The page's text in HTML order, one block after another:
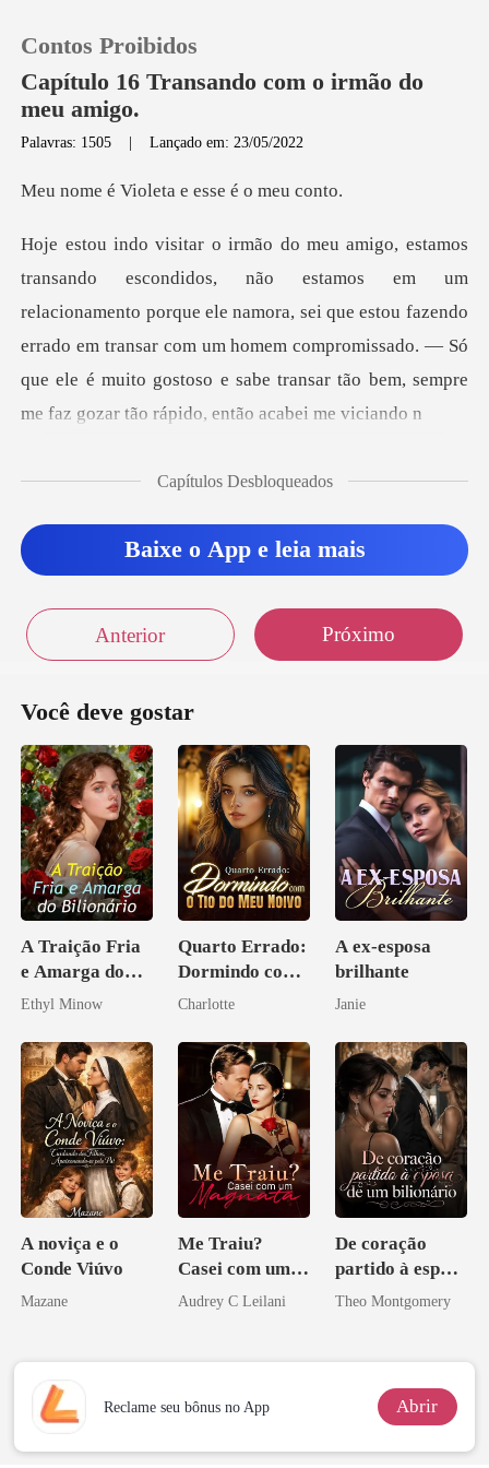
Histórico
Sair
Baixar App
Contos Proibidos
Capítulo 16 Transando com o irmão do
meu amigo.
Palavras: 1505 |Lançado em: 23/05/2022
oleta e esse
amento porque ele namora, sei que estou fazendo
errado em transar com um homem compromissado. ― Só
qu
Capítulos Desbloqueados
Baixe o App e leia mais
Anterior Próximo
Você deve gostar
A Traição Fria
e Amarga do
Bilionário
Ethyl Minow
Quarto Errado:
Dormindo com
o Tio do Meu
Charlotte
A ex-esposa
brilhante
Janie
A noviça e o
Conde Viúvo
Mazane
Me Traiu?
Casei com um
Magnata
Audrey C Leilani
De coração
partido à esposa
de um bilionário
Theo Montgomery
Reclame seu bônus no App Abrir